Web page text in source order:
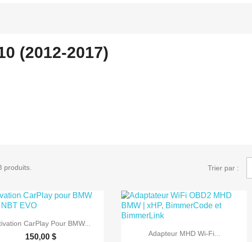
(2012-2017)
produits. Trier par :
 Aperçu rapide
CarPlay Pour BMW...
150,00 $  Aperçu rapide
Adapteur MHD Wi-Fi...